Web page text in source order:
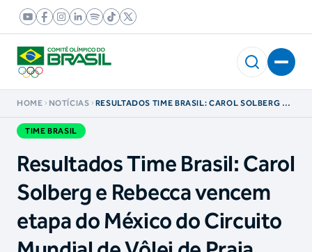
HOME NOTÍCIAS
RESULTADOS TIME BRASIL: CAROL SOLBERG E
TIME BRASIL
Resultados Time Brasil: Carol
Solberg e Rebecca vencem
etapa do México do Circuito